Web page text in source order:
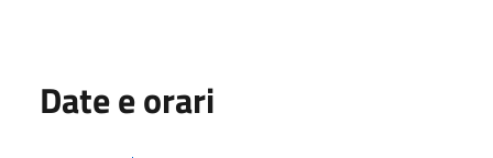
Date e orari